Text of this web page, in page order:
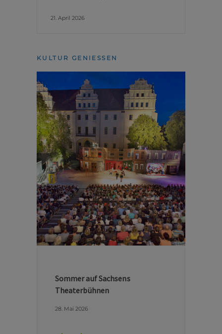
21. April 2026
KULTUR GENIESSEN
Hinter den Kulissen der Dresdner
Semperoper
29. April 2026